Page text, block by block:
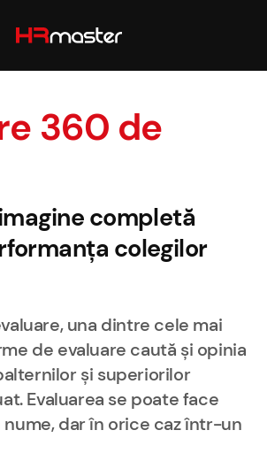
360 de
completă
colegilor
una dintre cele mai
de evaluare caută și opinia
și superiorilor
Evaluarea se poate face
nume, dar în orice caz într-un